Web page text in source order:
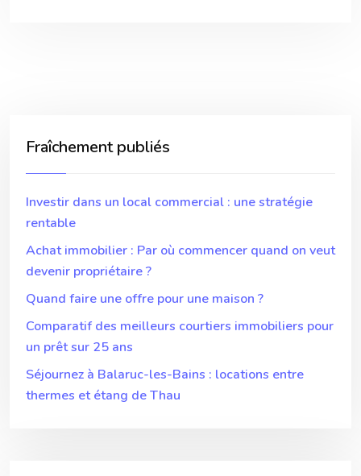
Fraîchement publiés
Investir dans un local commercial : une stratégie
rentable
Achat immobilier : Par où commencer quand on veut
devenir propriétaire ?
Quand faire une offre pour une maison ?
Comparatif des meilleurs courtiers immobiliers pour
un prêt sur 25 ans
Séjournez à Balaruc-les-Bains : locations entre
thermes et étang de Thau